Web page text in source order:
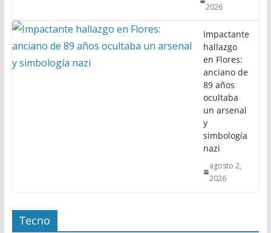
2026
Impactante
hallazgo
en Flores:
anciano de
89 años
ocultaba
un arsenal
y
simbología
nazi
agosto 2,
2026
Tecno